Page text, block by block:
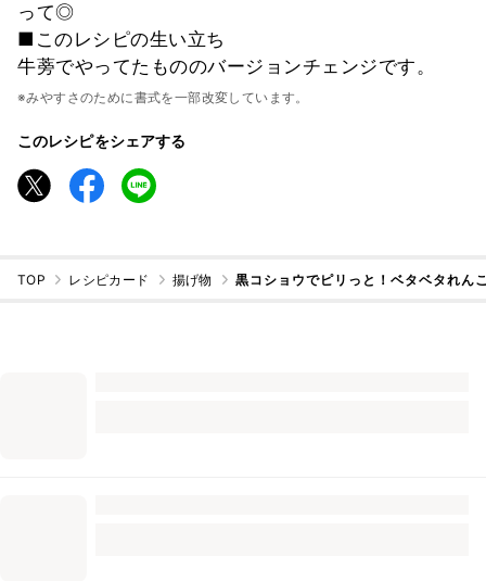
って◎
■このレシピの生い立ち
牛蒡でやってたもののバージョンチェンジです。
※みやすさのために書式を一部改変しています。
このレシピをシェアする
TOP レシピカード 揚げ物 黒コショウでピリっと！ベタベタれん